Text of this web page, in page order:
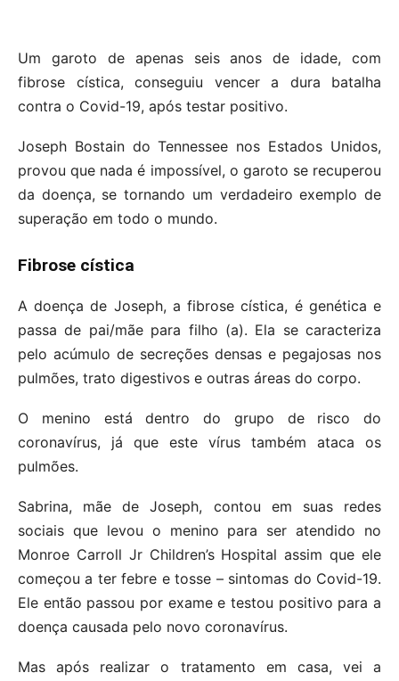
Um garoto de apenas seis anos de idade, com
fibrose cística, conseguiu vencer a dura batalha
contra o Covid-19, após testar positivo.
Joseph Bostain do Tennessee nos Estados Unidos,
provou que nada é impossível, o garoto se recuperou
da doença, se tornando um verdadeiro exemplo de
superação em todo o mundo.
Fibrose cística
A doença de Joseph, a fibrose cística, é genética e
passa de pai/mãe para filho (a). Ela se caracteriza
pelo acúmulo de secreções densas e pegajosas nos
pulmões, trato digestivos e outras áreas do corpo.
O menino está dentro do grupo de risco do
coronavírus, já que este vírus também ataca os
pulmões.
Sabrina, mãe de Joseph, contou em suas redes
sociais que levou o menino para ser atendido no
Monroe Carroll Jr Children’s Hospital assim que ele
começou a ter febre e tosse – sintomas do Covid-19.
Ele então passou por exame e testou positivo para a
doença causada pelo novo coronavírus.
Mas após realizar o tratamento em casa, vei a